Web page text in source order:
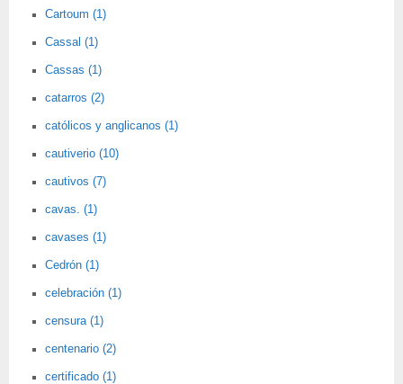
Cartoum (1)
Cassal (1)
Cassas (1)
catarros (2)
católicos y anglicanos (1)
cautiverio (10)
cautivos (7)
cavas. (1)
cavases (1)
Cedrón (1)
celebración (1)
censura (1)
centenario (2)
certificado (1)